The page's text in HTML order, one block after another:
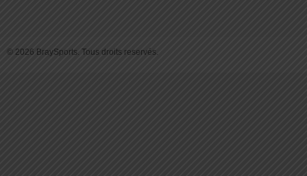
© 2026 BraySports. Tous droits reservés.